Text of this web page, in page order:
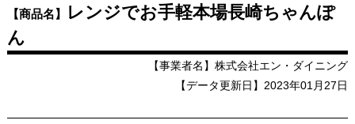
【商品名】
レンジでお手軽本場長崎ちゃんぽ
ん
【事業者名】株式会社エン・ダイニング
【データ更新日】2023年01月27日